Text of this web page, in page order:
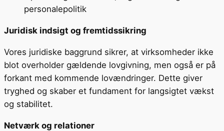
personalepolitik
Juridisk indsigt og fremtidssikring
Vores juridiske baggrund sikrer, at virksomheder ikke
blot overholder gældende lovgivning, men også er på
forkant med kommende lovændringer. Dette giver
tryghed og skaber et fundament for langsigtet vækst
og stabilitet.
Netværk og relationer